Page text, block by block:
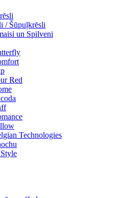
/ Šūpuļkrēsli
un Spilveni
Red
Technologies